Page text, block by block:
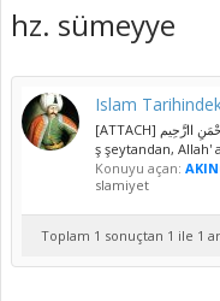
hz. sümeyye
Islam
[ATTACH] أَعُوذُ بِاللهِ مِنَ الشَّيْطَانِ الرَّجِيمِ , بِسْمِ ﷲِالرَّحْمَنِ اارَّحِيم Kovulmu
ş şeytandan, Allah'
Konuyu açan:
slamiyet
Toplam 1 sonuçtan 1 ile 1